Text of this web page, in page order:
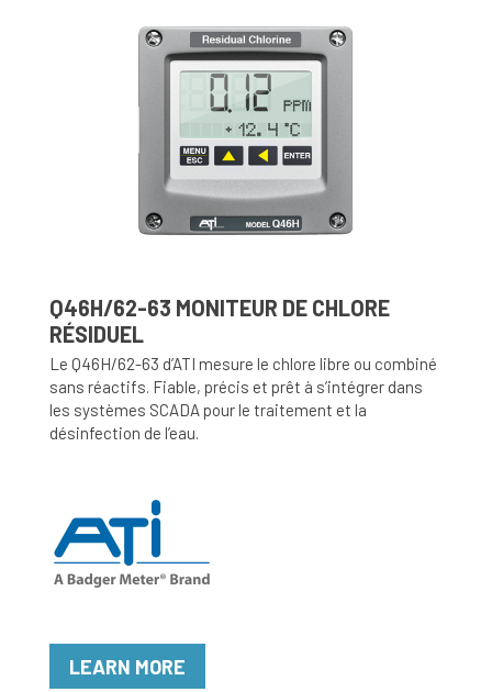
Q46H/62-63 MONITEUR DE CHLORE
RÉSIDUEL
Le Q46H/62-63 d’ATI mesure le chlore libre ou combiné
sans réactifs. Fiable, précis et prêt à s’intégrer dans
les systèmes SCADA pour le traitement et la
désinfection de l’eau.
LEARN MORE